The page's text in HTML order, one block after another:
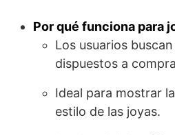
Por qué funciona para
Los usuarios
dispuestos a
Ideal para mostrar
estilo de las joyas.